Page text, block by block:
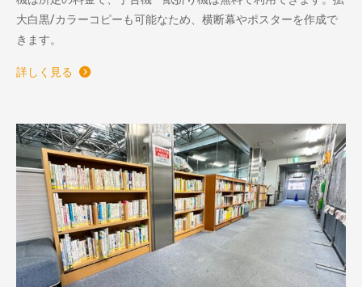
大白黒/カラーコピーも可能なため、横断幕やポスターを作成で
きます。
詳しく見る